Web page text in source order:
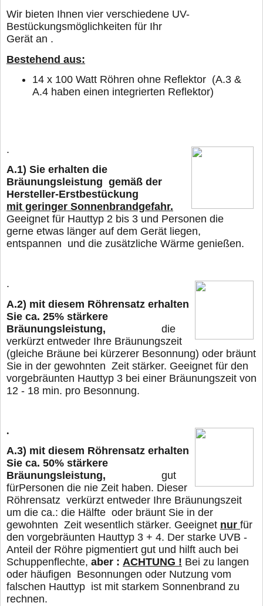
Wir bieten Ihnen vier verschiedene UV-
Bestückungsmöglichkeiten für Ihr
Gerät an .
Bestehend aus:
14 x 100 Watt Röhren ohne Reflektor (A.3 &
A.4 haben einen integrierten Reflektor)
.
A.1) Sie erhalten die
Bräunungsleistung gemäß der
Hersteller-Erstbestückung
mit geringer Sonnenbrandgefahr.
Geeignet für Hauttyp 2 bis 3 und Personen die
gerne etwas länger auf dem Gerät liegen,
entspannen und die zusätzliche Wärme genießen.
.
A.2) mit diesem Röhrensatz erhalten
Sie ca. 25% stärkere
Bräunungsleistung, die
verkürzt entweder Ihre Bräunungszeit
(gleiche Bräune bei kürzerer Besonnung) oder bräunt
Sie in der gewohnten Zeit stärker. Geeignet für den
vorgebräunten Hauttyp 3 bei einer Bräunungszeit von
12 - 18 min. pro Besonnung.
.
A.3) mit diesem Röhrensatz erhalten
Sie ca. 50% stärkere
Bräunungsleistung, gut
fürPersonen die nie Zeit haben. Dieser
Röhrensatz verkürzt entweder Ihre Bräunungszeit
um die ca.: die Hälfte oder bräunt Sie in der
gewohnten Zeit wesentlich stärker. Geeignet nur für
den vorgebräunten Hauttyp 3 + 4. Der starke UVB -
Anteil der Röhre pigmentiert gut und hilft auch bei
Schuppenflechte, aber : ACHTUNG ! Bei zu langen
oder häufigen Besonnungen oder Nutzung vom
falschen Hauttyp ist mit starkem Sonnenbrand zu
rechnen.